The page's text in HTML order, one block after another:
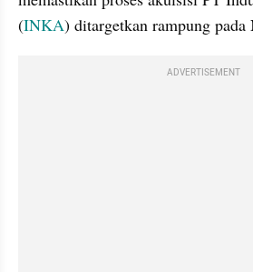
(INKA) ditargetkan rampung pada
ADVERTISEMENT